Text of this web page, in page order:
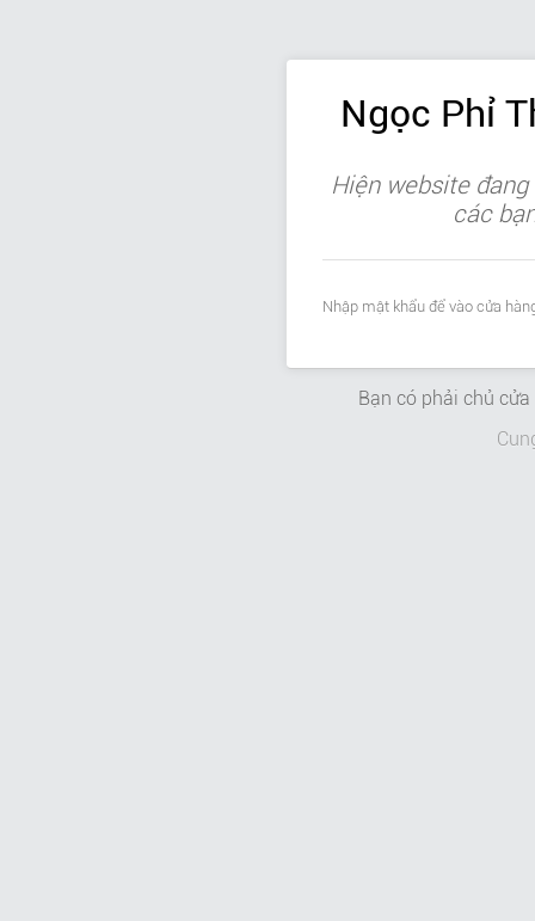
Ngọc Phỉ
Hiện website
các
Nhập mật khẩu để vào cửa
Bạn có phải chủ